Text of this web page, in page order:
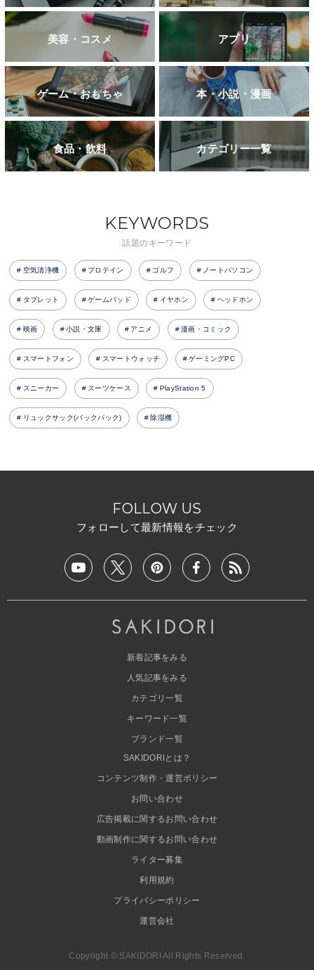
美容・コスメ アプリ
ゲーム・おもちゃ 本・小説・漫画
食品・飲料 カテゴリー一覧
KEYWORDS
話題のキーワード
空気清浄機 プロテイン ゴルフ ノートパソコン
タブレット ゲームパッド イヤホン ヘッドホン
映画 小説・文庫 アニメ 漫画・コミック
スマートフォン スマートウォッチ ゲーミングPC
スニーカー スーツケース PlayStation 5
リュックサック(バックパック) 除湿機
FOLLOW US
フォローして最新情報をチェック
新着記事をみる
人気記事をみる
カテゴリ一覧
キーワード一覧
ブランド一覧
SAKIDORIとは？
コンテンツ制作・運営ポリシー
お問い合わせ
広告掲載に関するお問い合わせ
動画制作に関するお問い合わせ
ライター募集
利用規約
プライバシーポリシー
運営会社
Copyright © SAKIDORI All Rights Reserved.